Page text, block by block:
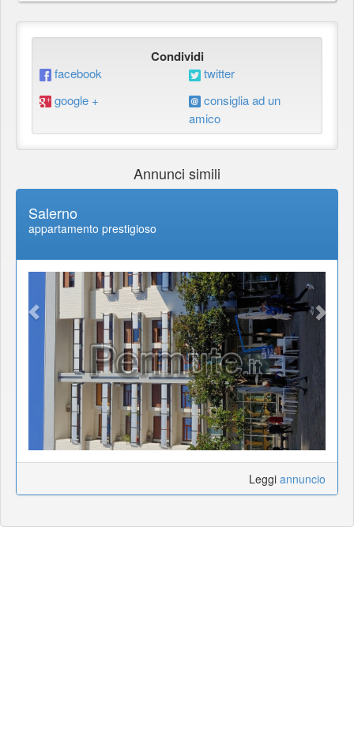
Condividi
facebook
twitter
google +
consiglia ad un
amico
Annunci simili
Salerno
appartamento prestigioso
Leggi annuncio